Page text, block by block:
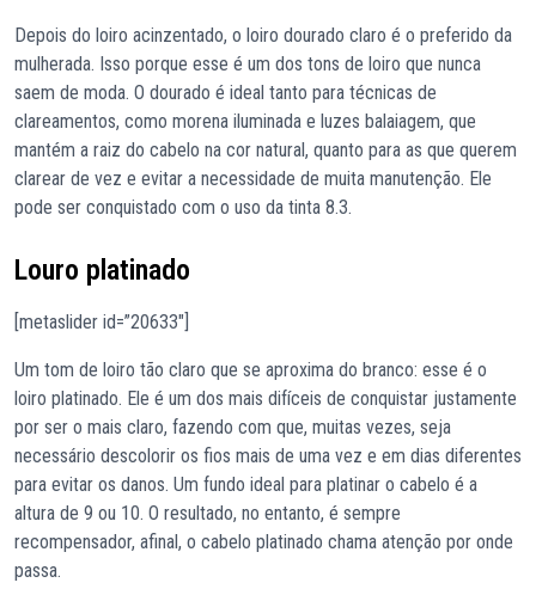
Depois do loiro acinzentado, o loiro dourado claro é o preferido da
mulherada. Isso porque esse é um dos tons de loiro que nunca
saem de moda. O dourado é ideal tanto para técnicas de
clareamentos, como morena iluminada e luzes balaiagem, que
mantém a raiz do cabelo na cor natural, quanto para as que querem
clarear de vez e evitar a necessidade de muita manutenção. Ele
pode ser conquistado com o uso da tinta 8.3.
Louro platinado
[metaslider id=”20633″]
Um tom de loiro tão claro que se aproxima do branco: esse é o
loiro platinado. Ele é um dos mais difíceis de conquistar justamente
por ser o mais claro, fazendo com que, muitas vezes, seja
necessário descolorir os fios mais de uma vez e em dias diferentes
para evitar os danos. Um fundo ideal para platinar o cabelo é a
altura de 9 ou 10. O resultado, no entanto, é sempre
recompensador, afinal, o cabelo platinado chama atenção por onde
passa.